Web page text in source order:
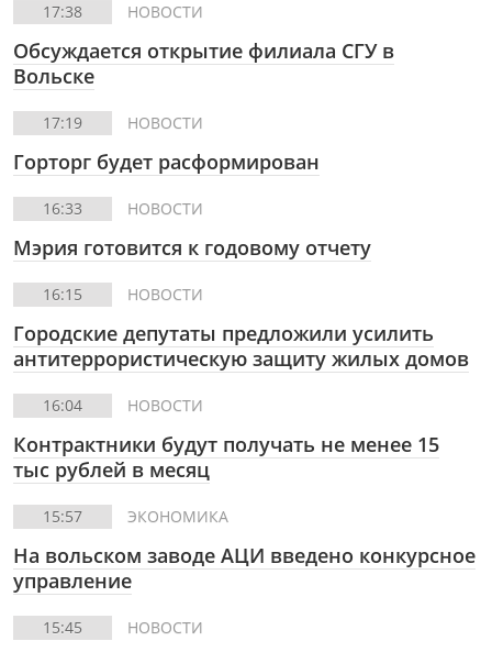
17:38 НОВОСТИ
Обсуждается открытие филиала СГУ в
Вольске
17:19 НОВОСТИ
Горторг будет расформирован
16:33 НОВОСТИ
Мэрия готовится к годовому отчету
16:15 НОВОСТИ
Городские депутаты предложили усилить
антитеррористическую защиту жилых домов
16:04 НОВОСТИ
Контрактники будут получать не менее 15
тыс рублей в месяц
15:57 ЭКОНОМИКА
На вольском заводе АЦИ введено конкурсное
управление
15:45 НОВОСТИ